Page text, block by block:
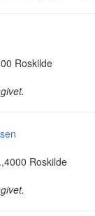
Roskilde
Roskilde